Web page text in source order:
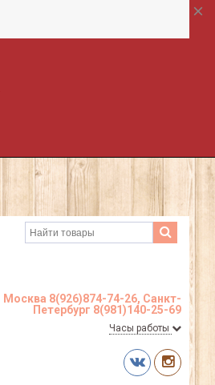
Москва 8(926)874-74-26, Санкт-
Петербург 8(981)140-25-69
Часы работы